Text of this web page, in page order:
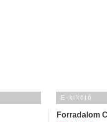
E-kikötő
Forradalom